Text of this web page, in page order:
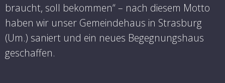
braucht, soll bekommen“ – nach diesem Motto
haben wir unser Gemeindehaus in Strasburg
(Um.) saniert und ein neues Begegnungshaus
geschaffen.